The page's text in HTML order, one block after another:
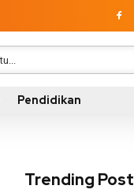
Pendidikan
Trending Post